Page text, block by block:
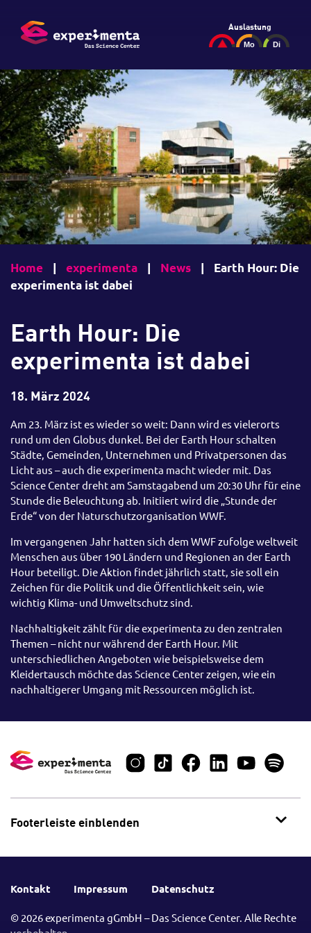
Auslastung
Home | experimenta | News |
Earth Hour: Die
experimenta ist dabei
Earth Hour: Die
experimenta ist dabei
18. März 2024
Am 23. März ist es wieder so weit: Dann wird es vielerorts
rund um den Globus dunkel. Bei der Earth Hour schalten
Städte, Gemeinden, Unternehmen und Privatpersonen das
Licht aus – auch die experimenta macht wieder mit. Das
Science Center dreht am Samstagabend um 20:30 Uhr für eine
Stunde die Beleuchtung ab. Initiiert wird die „Stunde der
Erde“ von der Naturschutzorganisation WWF.
Im vergangenen Jahr hatten sich dem WWF zufolge weltweit
Menschen aus über 190 Ländern und Regionen an der Earth
Hour beteiligt. Die Aktion findet jährlich statt, sie soll ein
Zeichen für die Politik und die Öffentlichkeit sein, wie
wichtig Klima- und Umweltschutz sind.
Nachhaltigkeit zählt für die experimenta zu den zentralen
Themen – nicht nur während der Earth Hour. Mit
unterschiedlichen Angeboten wie beispielsweise dem
Kleidertausch möchte das Science Center zeigen, wie ein
nachhaltigerer Umgang mit Ressourcen möglich ist.
Footerleiste einblenden
Kontakt Impressum Datenschutz
© 2026 experimenta gGmbH – Das Science Center. Alle Rechte